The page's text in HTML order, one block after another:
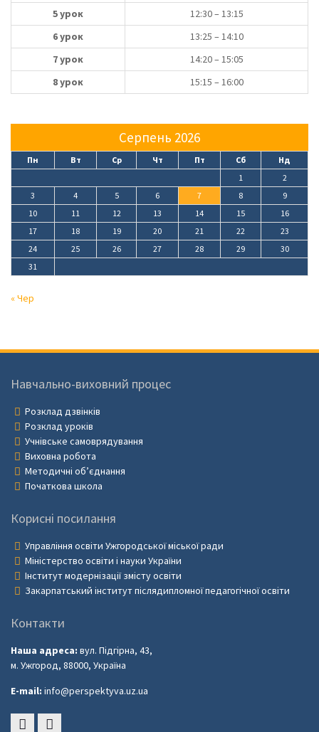
5 урок
12:30 – 13:15
6 урок
13:25 – 14:10
7 урок
14:20 – 15:05
8 урок
15:15 – 16:00
Серпень 2026
Пн Вт Ср Чт Пт Сб
Нд
1
2
3
4 5 6 7 8
9
10
11 12 13 14 15
16
17
18 19 20 21 22
23
24
25 26 27 28 29
30
31
« Чер
Навчально-виховний процес
Розклад дзвінків
Розклад уроків
Учнівське самоврядування
Виховна робота
Методичні об’єднання
Початкова школа
Корисні посилання
Управління освіти Ужгородської міської ради
Міністерство освіти і науки України
Інститут модернізації змісту освіти
Закарпатський інститут післядипломної педагогічної освіти
Контакти
Наша адреса: вул. Підгірна, 43,
м. Ужгород, 88000, Україна
E-mail: info@perspektyva.uz.ua